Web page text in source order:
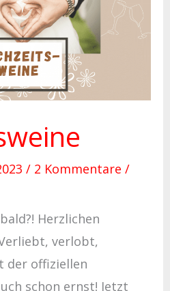
/ 2 Kommentare /
Herzlichen
verlobt,
der offiziellen
schon ernst! Jetzt